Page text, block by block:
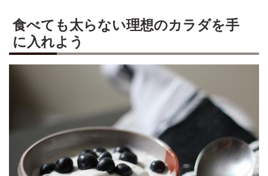
食べても太らない理想のカラダを手
に入れよう